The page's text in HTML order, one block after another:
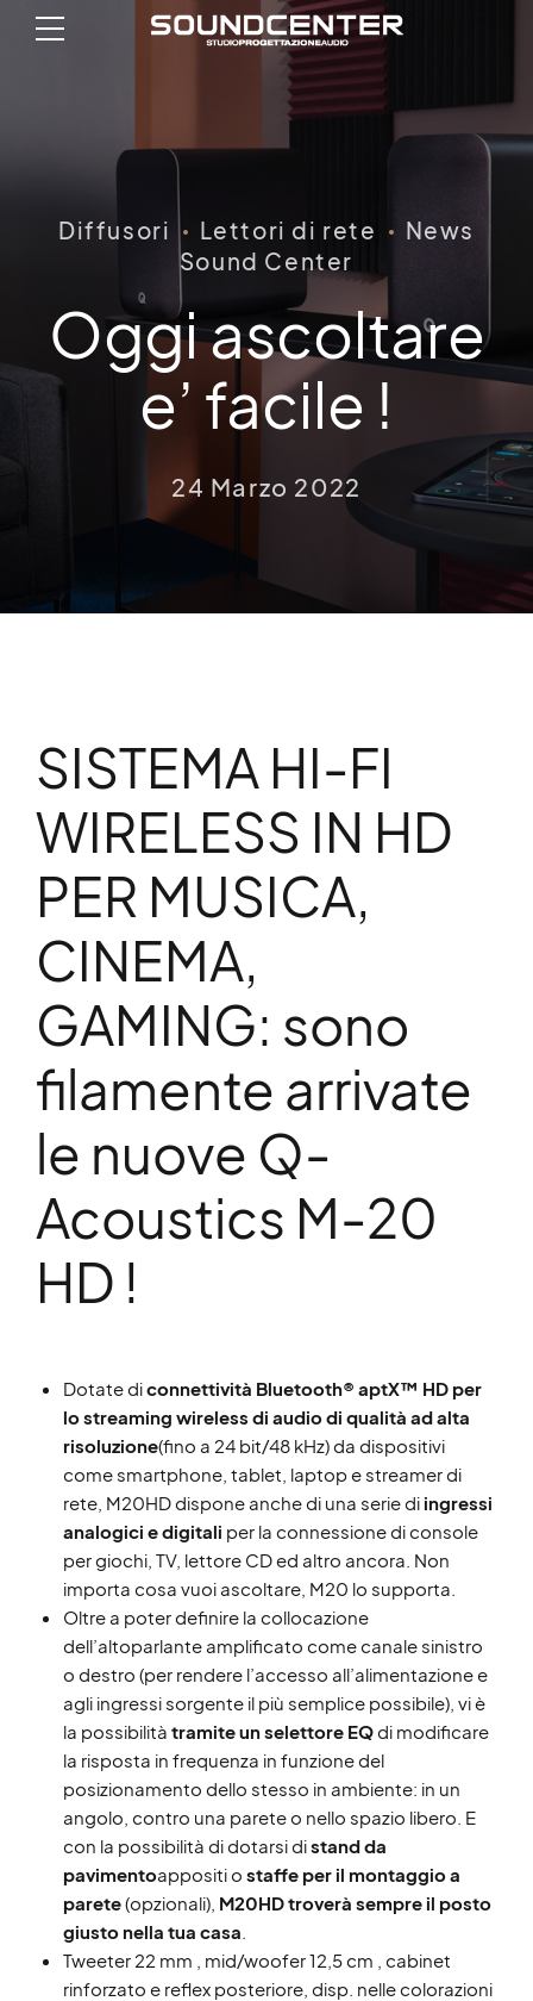
Diffusori Lettori di rete
News
Sound Center
Oggi ascoltare
e’ facile !
24 Marzo 2022
SISTEMA HI-FI
WIRELESS IN HD
PER MUSICA,
CINEMA,
GAMING: sono
filamente arrivate
le nuove Q-
Acoustics M-20
HD !
Dotate diconnettività Bluetooth® aptX™ HD per
lo streaming wireless di audio di qualità ad alta
risoluzione(fino a 24 bit/48 kHz) da dispositivi
come smartphone, tablet, laptop e streamer di
rete, M20HD dispone anche di una serie di ingressi
analogici e digitali per la connessione di console
per giochi, TV, lettore CD ed altro ancora. Non
importa cosa vuoi ascoltare, M20 lo supporta.
Oltre a poter definire la collocazione
dell’altoparlante amplificato come canale sinistro
o destro (per rendere l’accesso all’alimentazione e
agli ingressi sorgente il più semplice possibile), vi è
la possibilità tramite un selettore EQdi modificare
la risposta in frequenza in funzione del
posizionamento dello stesso in ambiente: in un
angolo, contro una parete o nello spazio libero. E
con la possibilità di dotarsi distand da
pavimentoappositi o staffe per il montaggio a
parete(opzionali), M20HD troverà sempre il posto
giusto nella tua casa
Tweeter 22 mm , mid/woofer 12,5 cm , cabinet
rinforzato e reflex posteriore, disp. nelle colorazioni